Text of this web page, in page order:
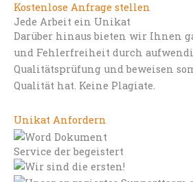
Kostenlose Anfrage stellen
Jede Arbeit ein Unikat
Darüber hinaus bieten wir Ihnen
und Fehlerfreiheit durch
Qualitätsprüfung und beweisen
Qualität hat. Keine Plagiate.
Unikat Anfordern
Service der begeistert